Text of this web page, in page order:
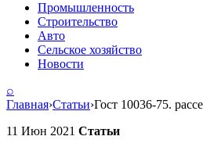
Промышленность
Строительство
Авто
Сельское хозяйство
Новости
⌕
Главная›Статьи›Гост 10036-75.
11 Июн 2021 Статьи